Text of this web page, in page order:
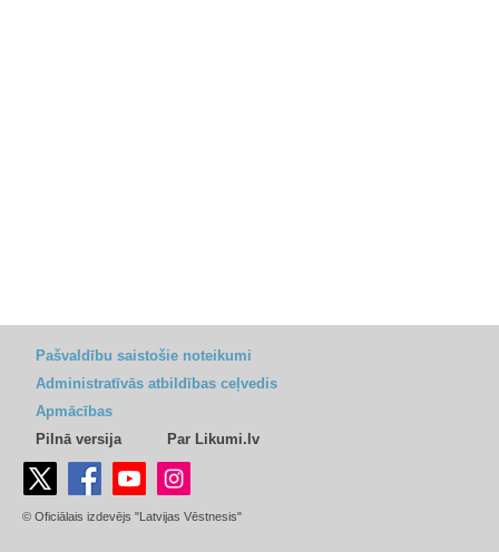
Pašvaldību saistošie noteikumi
Administratīvās atbildības ceļvedis
Apmācības
Pilnā versija
Par Likumi.lv
© Oficiālais izdevējs "Latvijas Vēstnesis"